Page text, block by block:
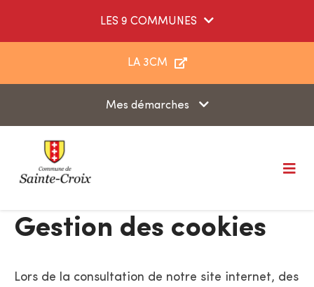
LES 9 COMMUNES
LA 3CM
Mes démarches
Gestion des cookies
Lors de la consultation de notre site internet, des